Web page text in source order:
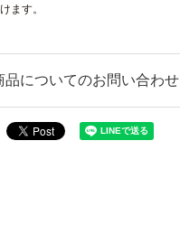
ます。
品についてのお問い合わせ